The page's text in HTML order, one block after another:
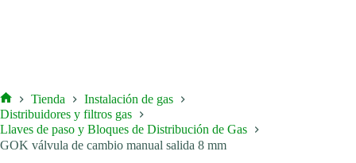
Inicio
Tienda
Instalación de gas
Distribuidores y filtros gas
Llaves de paso y Bloques de Distribución de Gas
GOK válvula de cambio manual salida 8 mm